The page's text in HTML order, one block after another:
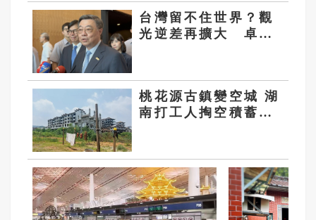
台灣留不住世界？觀
光逆差再擴大 卓揆
桃花源古鎮變空城 湖
南打工人掏空積蓄的